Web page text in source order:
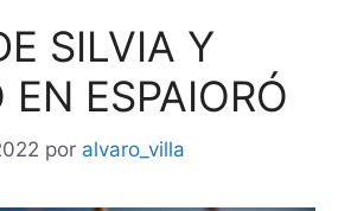
SILVIA Y
EN ESPAIORÓ
por alvaro_villa